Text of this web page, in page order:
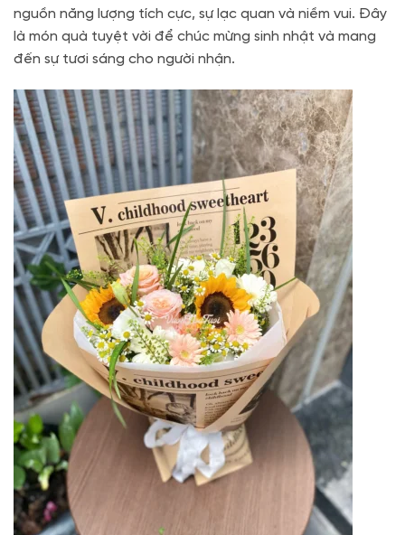
nguồn năng lượng tích cực, sự lạc quan và niềm vui. Đây
là món quà tuyệt vời để chúc mừng sinh nhật và mang
đến sự tươi sáng cho người nhận.